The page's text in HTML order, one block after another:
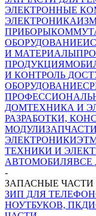
ЭЛЕКТРОННЫЕ
ЭЛЕКТРОНИКА
ПРИБОРЫ
ОБОРУДОВАНИЕ
И МАТЕРИАЛЫ
ПРОДУКЦИЯ
И КОНТРОЛЬ
ОБОРУДОВАНИЕ
ДОМТЕХНИКА И
РАЗРАБОТКИ,
МОДУЛИ
ЭЛЕКТРОНИКИ
ТЕХНИКИ И
АВТОМОБИЛЯВСЕ
-
ЗАПАСНЫЕ
ЗИП ДЛЯ
НОУТБУКОВ, ПК